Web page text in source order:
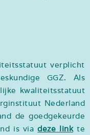
verplicht
GGZ. Als
kwaliteitsstatuut
Nederland
de goedgekeurde
is viadeze linkte